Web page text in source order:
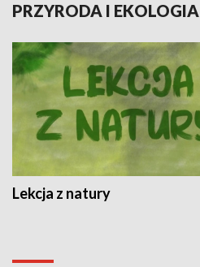
PRZYRODA I EKOLOGIA
Lekcja z natury